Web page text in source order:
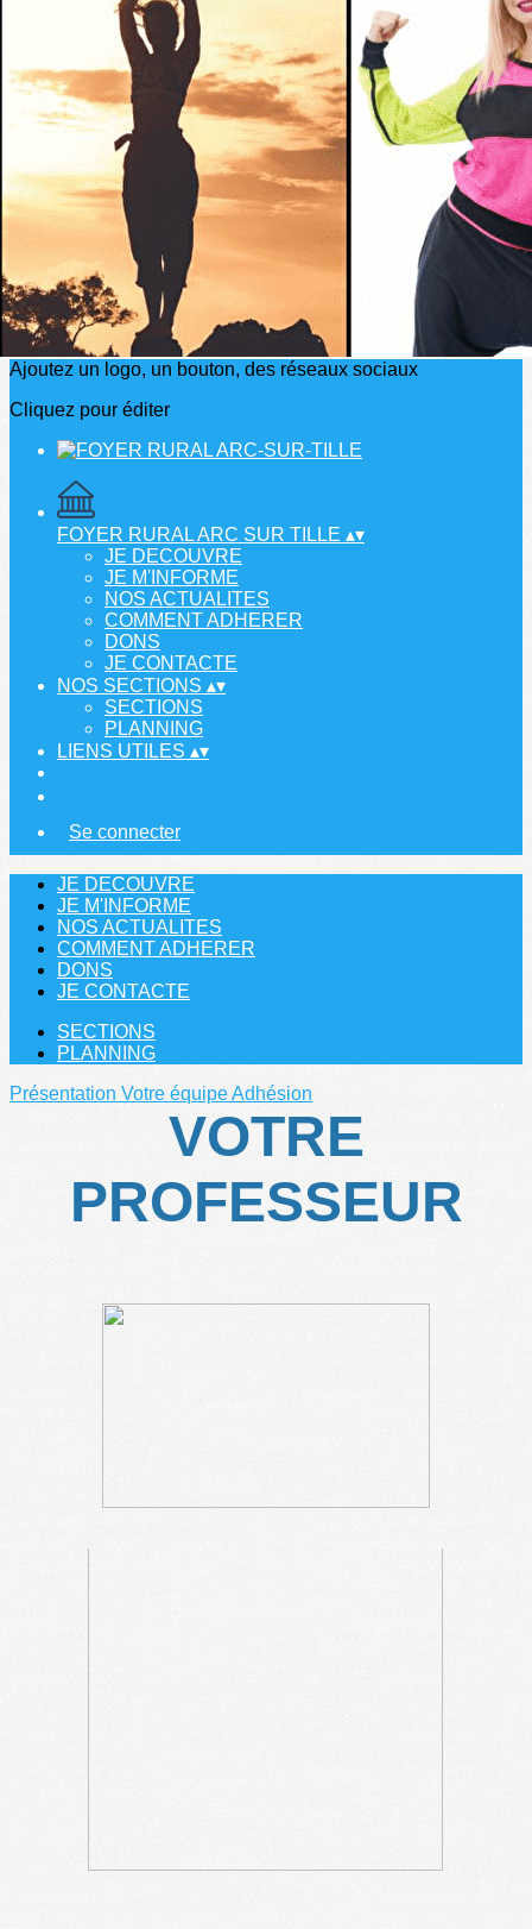
Exporter les lignes sélectionnées
Exporter toutes les colonnes
Exporter uniquement les colonnes affichées
Menu
Images de la page d'accueil
Cliquez pour éditer
Ajoutez un logo, un bouton, des réseaux sociaux
Cliquez pour éditer
FOYER RURAL ARC SUR TILLE ▴▾
JE DECOUVRE
JE M'INFORME
NOS ACTUALITES
COMMENT ADHERER
DONS
JE CONTACTE
NOS SECTIONS ▴▾
SECTIONS
PLANNING
LIENS UTILES ▴▾
Se connecter
JE DECOUVRE
JE M'INFORME
NOS ACTUALITES
COMMENT ADHERER
DONS
JE CONTACTE
SECTIONS
PLANNING
Présentation Votre équipeAdhésion
VOTRE
PROFESSEUR